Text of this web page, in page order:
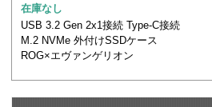
在庫なし
USB 3.2 Gen 2x1接続 Type-C接続
M.2 NVMe 外付けSSDケース
ROG×エヴァンゲリオン